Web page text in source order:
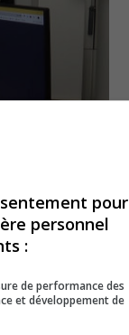
pour
personnel
:
de performance des
et développement de